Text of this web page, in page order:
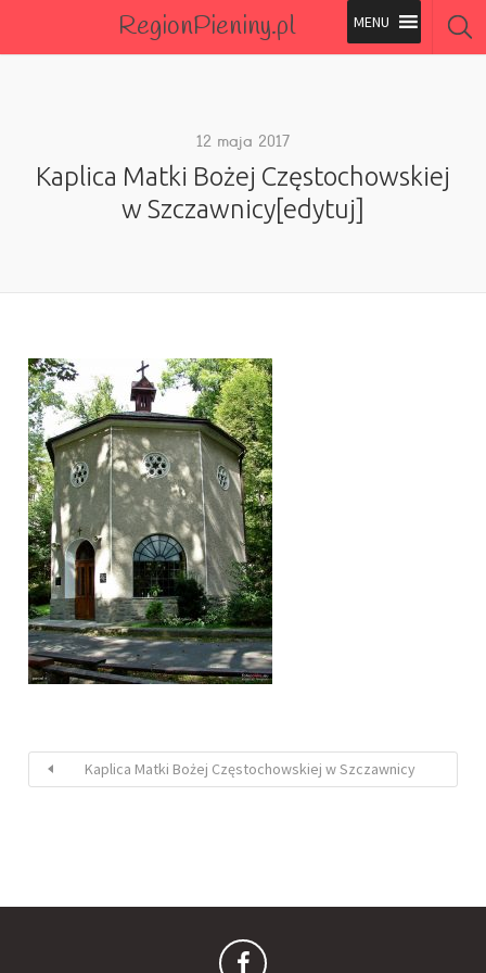
RegionPieniny.pl
Wszystkie Obiekty
12 maja 2017
Kaplica Matki Bożej Częstochowskiej
w Szczawnicy[edytuj]
Kaplica Matki Bożej Częstochowskiej w Szczawnicy